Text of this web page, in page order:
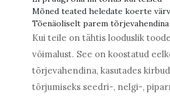
Mõned teated heledate koerte
Tõenäoliselt parem tõrjevahendina
Kui teile on tähtis looduslik
võimalust. See on koostatud
tõrjevahendina, kasutades
tõrjumiseks seedri-, nelgi-,